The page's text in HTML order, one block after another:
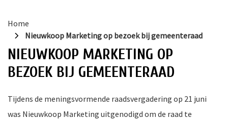
Home
Nieuwkoop Marketing op bezoek bij gemeenteraad
NIEUWKOOP MARKETING OP
BEZOEK BIJ GEMEENTERAAD
Tijdens de meningsvormende raadsvergadering op 21 juni
was Nieuwkoop Marketing uitgenodigd om de raad te